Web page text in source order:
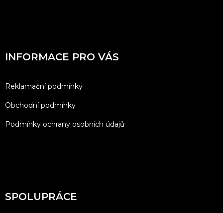
INFORMACE PRO VÁS
Reklamační podmínky
Obchodní podmínky
Podmínky ochrany osobních údajů
SPOLUPRÁCE